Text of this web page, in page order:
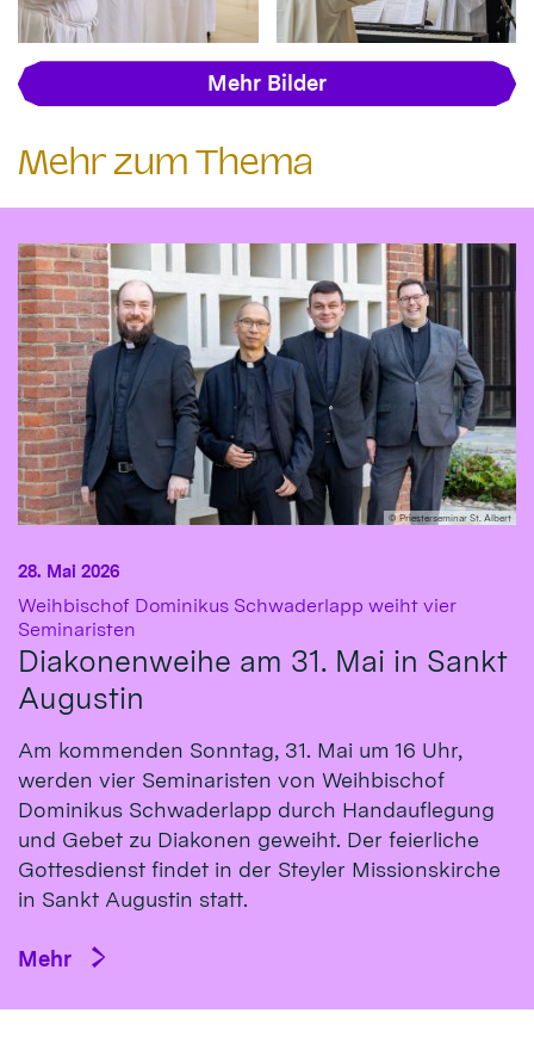
Mehr Bilder
Mehr zum Thema
© Priesterseminar St. Albert
Weihbischof Dominikus Schwaderlapp weiht vier
Seminaristen
Diakonenweihe am 31. Mai in Sankt
Augustin
28. Mai 2026
Am kommenden Sonntag, 31. Mai um 16 Uhr,
werden vier Seminaristen von Weihbischof
Dominikus Schwaderlapp durch Handauflegung
und Gebet zu Diakonen geweiht. Der feierliche
Gottesdienst findet in der Steyler Missionskirche
in Sankt Augustin statt.
Mehr